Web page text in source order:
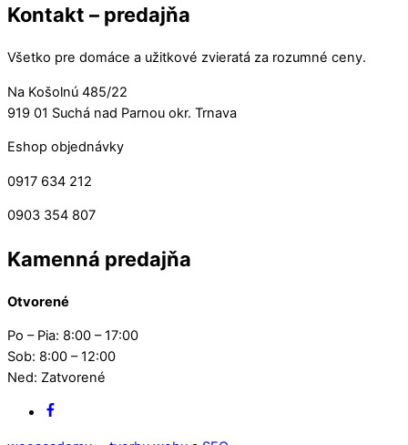
Kontakt – predajňa
Všetko pre domáce a užitkové zvieratá za rozumné ceny.
Na Košolnú 485/22
919 01 Suchá nad Parnou okr. Trnava
Eshop objednávky
0917 634 212
0903 354 807
Kamenná predajňa
Otvorené
Po – Pia: 8:00 – 17:00
Sob: 8:00 – 12:00
Ned: Zatvorené